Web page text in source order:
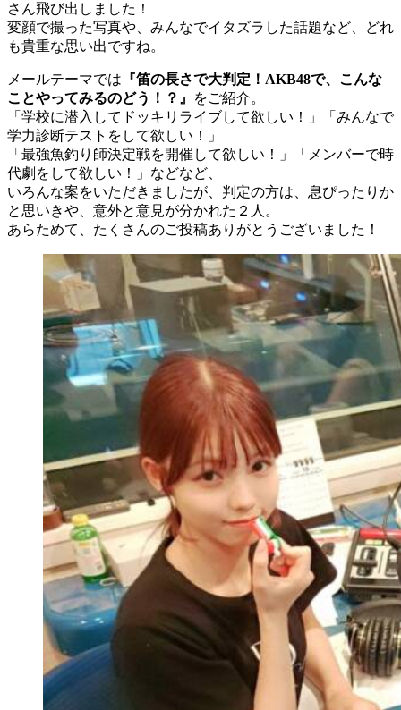
さん飛び出しました！
変顔で撮った写真や、みんなでイタズラした話題など、どれ
も貴重な思い出ですね。
メールテーマでは 『笛の長さで大判定！AKB48で、こんな
ことやってみるのどう！？』
をご紹介。
「学校に潜入してドッキリライブして欲しい！」「みんなで
学力診断テストをして欲しい！」
「最強魚釣り師決定戦を開催して欲しい！」「メンバーで時
代劇をして欲しい！」などなど、
いろんな案をいただきましたが、判定の方は、息ぴったりか
と思いきや、意外と意見が分かれた２人。
あらためて、たくさんのご投稿ありがとうございました！